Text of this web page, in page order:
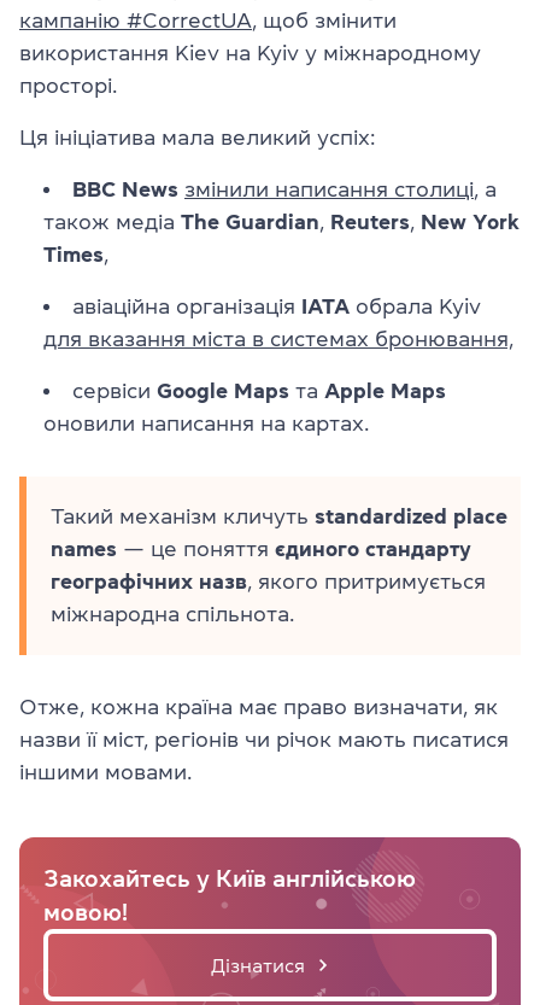
кампанію #CorrectUA, щоб змінити
використання Kiev на Kyiv у міжнародному
просторі.
Ця ініціатива мала великий успіх:
BBC News змінили написання столиці, а
також медіа The Guardian, Reuters, New York
Times,
авіаційна організація IATA обрала Kyiv
для вказання міста в системах бронювання,
сервіси Google Maps та Apple Maps
оновили написання на картах.
Такий механізм кличуть standardized place
names — це поняття єдиного стандарту
географічних назв, якого притримується
міжнародна спільнота.
Отже, кожна країна має право визначати, як
назви її міст, регіонів чи річок мають писатися
іншими мовами.
Закохайтесь у Київ англійською
мовою!
Дізнатися